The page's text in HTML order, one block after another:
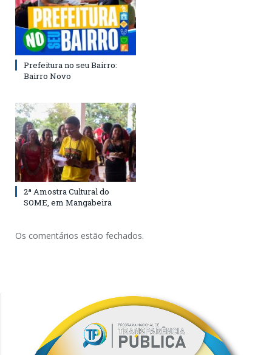
Prefeitura no seu Bairro:
Bairro Novo
2ª Amostra Cultural do
SOME, em Mangabeira
Os comentários estão fechados.